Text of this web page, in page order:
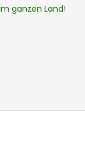
ganzen Land!